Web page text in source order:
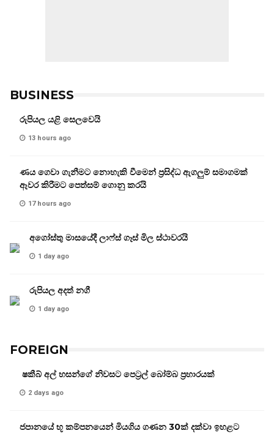
BUSINESS
රුපියල යළි සෙලවෙයි
13 hours ago
ණය ගෙවා ගැනීමට නොහැකි වීමෙන් ප්‍රසිද්ධ ඇගලුම් සමාගමක්
ඈවර කිරීමට පෙත්සම් ගොනු කරයි
17 hours ago
අගෝස්තු මාසයේදී ලාෆ්ස් ගෑස් මිල ස්ථාවරයි
1 day ago
රුපියල අදත් නගී
1 day ago
FOREIGN
ෂකීබ් අල් හසන්ගේ නිවසට පෙට්‍රල් බෝම්බ ප්‍රහාරයක්
2 days ago
ජපානයේ භූ කම්පනයෙන් මියගිය ගණන 30ක් දක්වා ඉහළට